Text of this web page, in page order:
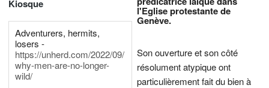
Kiosque
Adventurers, hermits,
losers -
https://unherd.com/2022/09/
why-men-are-no-longer-
wild/
l'Eglise protestante de
Genève.
Son ouverture et son côté
résolument atypique ont
particulièrement fait du bien à